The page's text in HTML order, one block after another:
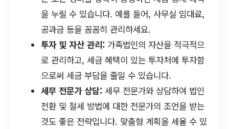
을 누릴 수 있습니다. 예를 들어, 사무실 임대료,
공과금 등을 꼼꼼히 관리하세요.
투자 및 자산 관리: 가족법인의 자산을 적극적으
로 관리하고, 세금 혜택이 있는 투자처에 투자함
으로써 세금 부담을 줄일 수 있습니다.
세무 전문가 상담: 세무 전문가와 상담하여 법인
전환 및 절세 방법에 대한 전문가의 조언을 받는
것도 좋은 전략입니다. 맞춤형 계획을 세울 수 있